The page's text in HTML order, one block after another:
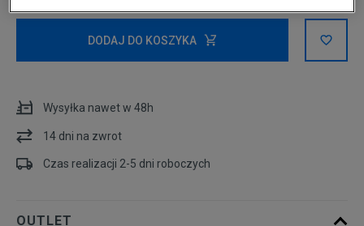
Powiadom o
DODAJ DO KOSZYKA
Wysyłka nawet w 48h
14 dni na zwrot
Czas realizacji 2-5 dni roboczych
OUTLET